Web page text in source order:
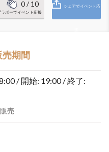
0/ 10
ラボーでイベント応援
シェアでイベント応
期間
/ 開始: 19:00 / 終了:
売